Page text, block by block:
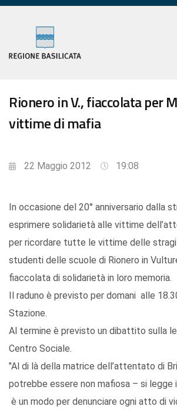
Rionero in V., fiaccolata per
vittime di mafia
22 Maggio 2012 19:08
In occasione del 20° anniversario dalla
esprimere solidarietà alle vittime
per ricordare tutte le vittime delle stragi
studenti delle scuole di Rionero in
fiaccolata di solidarietà in loro memoria.
Il raduno è previsto per domani alle
Stazione.
Al termine è previsto un dibattito sulla
Centro Sociale.
"Al di là della matrice dell’attentato di
potrebbe essere non mafiosa – si legge
è un modo per denunciare ogni atto di